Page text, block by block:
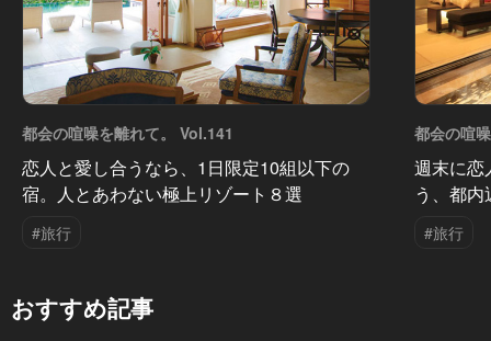
都会の喧噪を離れて。 Vol.141
恋人と愛し合うなら、1日限定10組以下の
宿。人とあわない極上リゾート８選
#旅行
都会の喧
週末に恋
う、都
#旅行
おすすめ記事